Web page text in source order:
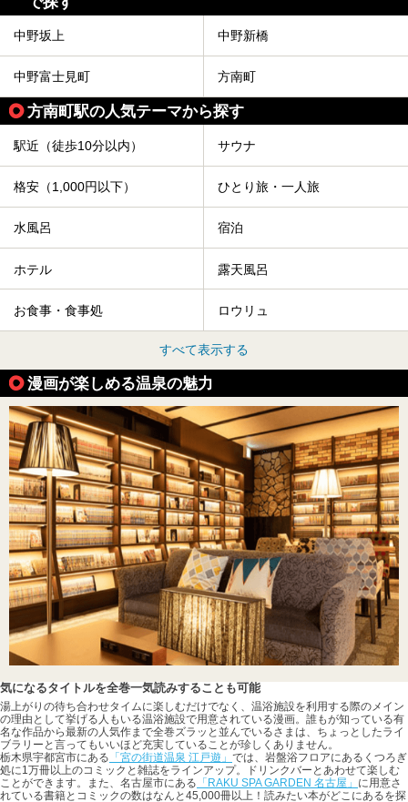
中野坂上 中野新橋
中野富士見町 方南町
方南町駅の人気テーマから探す
駅近（徒歩10分以内） サウナ
格安（1,000円以下） ひとり旅・一人旅
水風呂 宿泊
ホテル 露天風呂
お食事・食事処 ロウリュ
すべて表示する
漫画が楽しめる温泉の魅力
気になるタイトルを全巻一気読みすることも可能
湯上がりの待ち合わせタイムに楽しむだけでなく、温浴施設を利用する際のメイン
の理由として挙げる人もいる温浴施設で用意されている漫画。誰もが知っている有
名な作品から最新の人気作まで全巻ズラッと並んでいるさまは、ちょっとしたライ
ブラリーと言ってもいいほど充実していることが珍しくありません。
栃木県宇都宮市にある 「宮の街道温泉 江戸遊」 では、岩盤浴フロアにあるくつろぎ
処に1万冊以上のコミックと雑誌をラインアップ。ドリンクバーとあわせて楽しむ
ことができます。また、名古屋市にある 「RAKU SPA GARDEN 名古屋」 に用意さ
れている書籍とコミックの数はなんと45,000冊以上！読みたい本がどこにあるを探